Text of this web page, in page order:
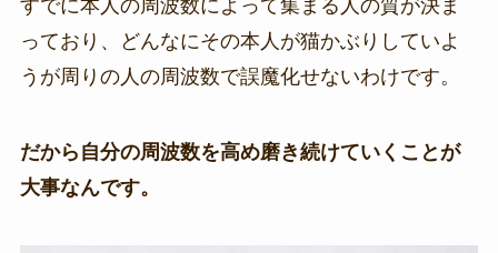
すでに本人の周波数によって集まる人の質が決ま
っており、どんなにその本人が猫かぶりしていよ
うが周りの人の周波数で誤魔化せないわけです。
だから自分の周波数を高め磨き続けていくことが
大事なんです。